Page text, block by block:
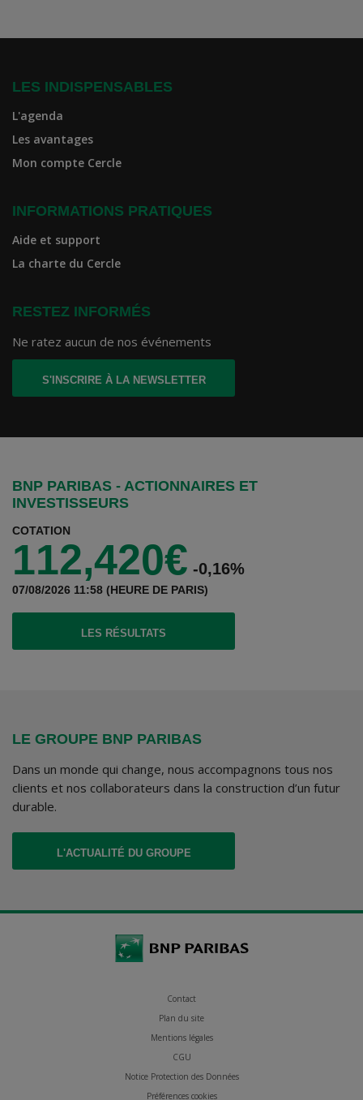
LES INDISPENSABLES
L'agenda
Les avantages
Mon compte Cercle
INFORMATIONS PRATIQUES
Aide et support
La charte du Cercle
RESTEZ INFORMÉS
Ne ratez aucun de nos événements
S'INSCRIRE À LA NEWSLETTER
BNP PARIBAS - ACTIONNAIRES ET
INVESTISSEURS
COTATION
112,420€ -0,16%
07/08/2026 11:58 (HEURE DE PARIS)
LES RÉSULTATS(CE LIEN S'OUVRE DANS UN NOUVEL
LE GROUPE BNP PARIBAS
Dans un monde qui change, nous accompagnons tous nos
clients et nos collaborateurs dans la construction d’un futur
durable.
L'ACTUALITÉ DU GROUPE
(CE LIEN S'OUVRE DANS UN NOUVEL
Contact
Plan du site
Mentions légales
CGU
Notice Protection des Données
Préférences cookies